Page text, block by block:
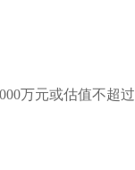
万元或估值不超过